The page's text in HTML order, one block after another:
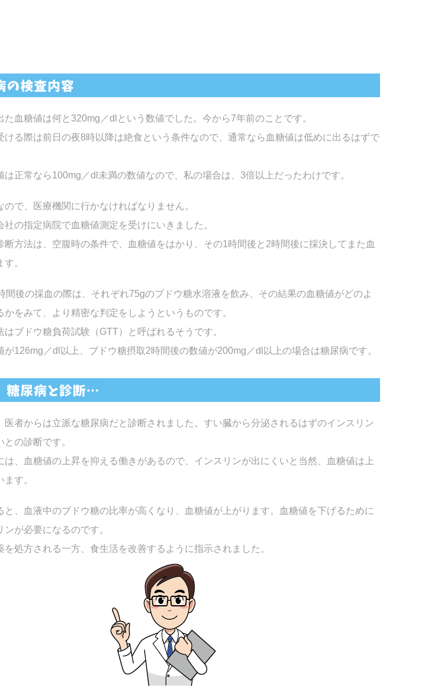
た血糖値は何と320mg／dlという数値でした。今から7年前のことです。
ける際は前日の夜8時以降は絶食という条件なので、通常なら血糖値は低めに出るはずで
は正常なら100mg／dl未満の数値なので、私の場合は、3倍以上だったわけです。
ので、医療機関に行かなければなりません。
社の指定病院で血糖値測定を受けにいきました。
断方法は、空腹時の条件で、血糖値をはかり、その1時間後と2時間後に採決してまた血
。
間後の採血の際は、それぞれ75gのブドウ糖水溶液を飲み、その結果の血糖値がどのよ
かをみて、より精密な判定をしようというものです。
はブドウ糖負荷試験（GTT）と呼ばれるそうです。
が126mg／dl以上、ブドウ糖摂取2時間後の数値が200mg／dl以上の場合は糖尿病です。
医者からは立派な糖尿病だと診断されました。すい臓から分泌されるはずのインスリン
の診断です。
は、血糖値の上昇を抑える働きがあるので、インスリンが出にくいと当然、血糖値は上
す。
と、血液中のブドウ糖の比率が高くなり、血糖値が上がります。血糖値を下げるために
ンが必要になるのです。
を処方される一方、食生活を改善するように指示されました。